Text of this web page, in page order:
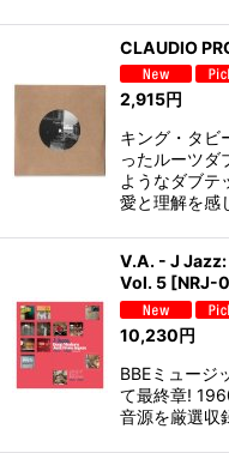
CLAUDIO
2,915円
キング・タビ
ったルーツダ
ようなダブテ
愛と理解を感
V.A. - J
Vol. 5 [NRJ-
10,230円
BBEミュージ
て最終章!
音源を厳選収